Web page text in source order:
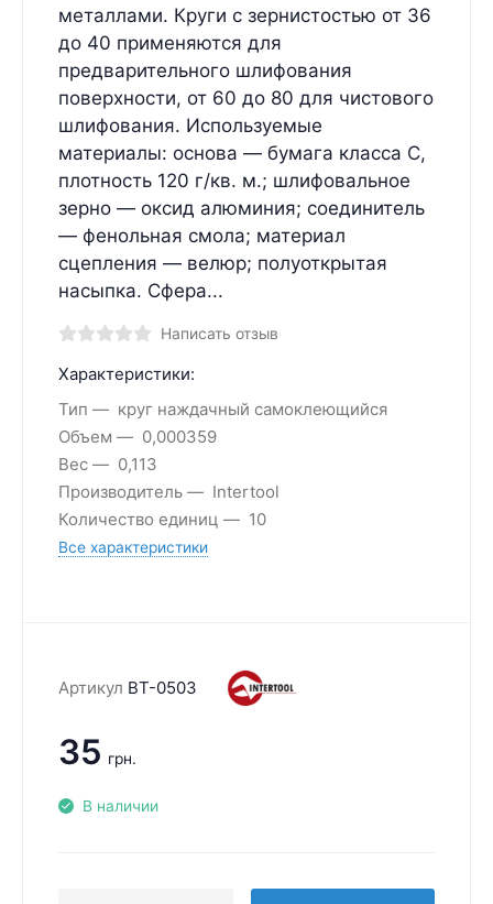
металлами. Круги с зернистостью от 36
до 40 применяются для
предварительного шлифования
поверхности, от 60 до 80 для чистового
шлифования. Используемые
материалы: основа — бумага класса С,
плотность 120 г/кв. м.; шлифовальное
зерно — оксид алюминия; соединитель
— фенольная смола; материал
сцепления — велюр; полуоткрытая
насыпка. Сфера...
Написать отзыв
Характеристики:
Тип
круг наждачный самоклеющийся
Объем
0,000359
Вес
0,113
Производитель
Intertool
Количество единиц
10
Все характеристики
Артикул BT-0503
35 грн.
В наличии